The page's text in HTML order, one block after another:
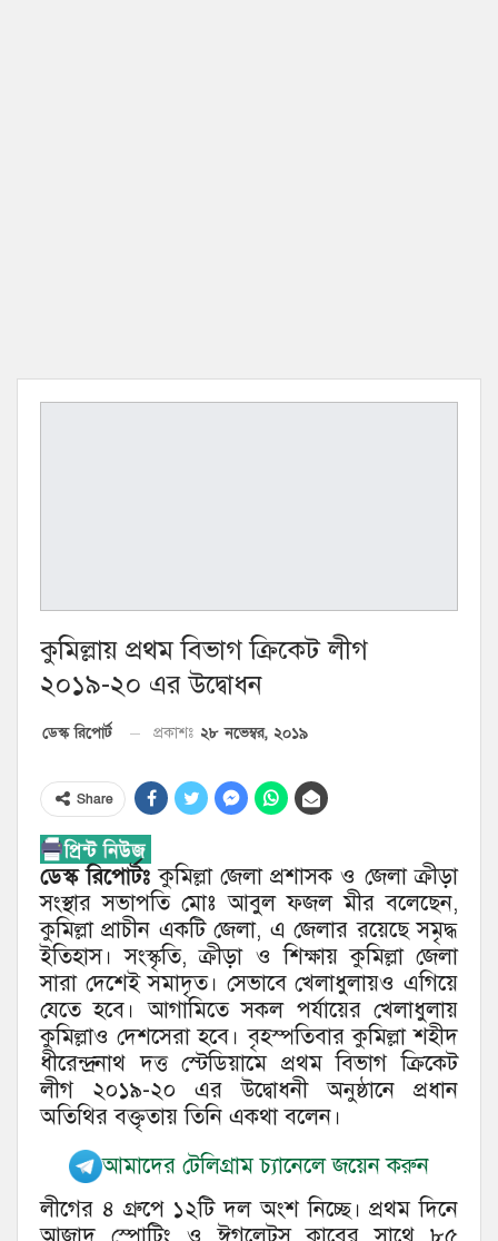
কুমিল্লায় প্রথম বিভাগ ক্রিকেট লীগ
২০১৯-২০ এর উদ্বোধন
ডেস্ক রিপোর্ট প্রকাশঃ ২৮ নভেম্বর, ২০১৯
Share
ডেস্ক রিপোর্টঃ কুমিল্লা জেলা প্রশাসক ও জেলা ক্রীড়া
সংস্থার সভাপতি মোঃ আবুল ফজল মীর বলেছেন,
কুমিল্লা প্রাচীন একটি জেলা, এ জেলার রয়েছে সমৃদ্ধ
ইতিহাস। সংস্কৃতি, ক্রীড়া ও শিক্ষায় কুমিল্লা জেলা
সারা দেশেই সমাদৃত। সেভাবে খেলাধুলায়ও এগিয়ে
যেতে হবে। আগামিতে সকল পর্যায়ের খেলাধুলায়
কুমিল্লাও দেশসেরা হবে। বৃহস্পতিবার কুমিল্লা শহীদ
ধীরেন্দ্রনাথ দত্ত স্টেডিয়ামে প্রথম বিভাগ ক্রিকেট
লীগ ২০১৯-২০ এর উদ্বোধনী অনুষ্ঠানে প্রধান
অতিথির বক্তৃতায় তিনি একথা বলেন।
আমাদের টেলিগ্রাম চ্যানেলে জয়েন করুন
লীগের ৪ গ্রুপে ১২টি দল অংশ নিচ্ছে। প্রথম দিনে